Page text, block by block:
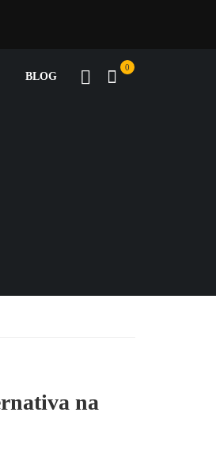
BLOG
0
na